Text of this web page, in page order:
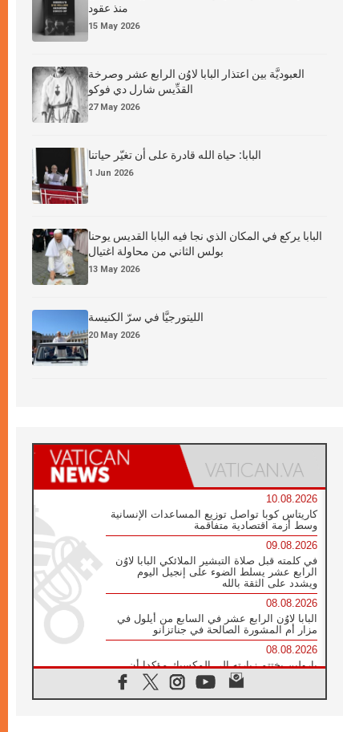
منذ عقود
15 May 2026
العبوديَّة بين اعتذار البابا لاوُن الرابع عشر وصرخة
القدِّيس شارل دي فوكو
27 May 2026
البابا: حياة الله قادرة على أن تغيّر حياتنا
1 Jun 2026
البابا يركع في المكان الذي نجا فيه البابا القديس يوحنا
بولس الثاني من محاولة اغتيال
13 May 2026
الليتورجيَّا في سرّ الكنيسة
20 May 2026
10.08.2026
كاريتاس كوبا تواصل توزيع المساعدات الإنسانية
وسط أزمة اقتصادية متفاقمة
09.08.2026
في كلمته قبل صلاة التبشير الملائكي البابا لاوُن
الرابع عشر يسلط الضوء على إنجيل اليوم
ويشدد على الثقة بالله
08.08.2026
البابا لاوُن الرابع عشر في السابع من أيلول في
مزار أم المشورة الصالحة في جناتزانو
08.08.2026
بارولين يختتم زيارته إلى المكسيك مؤكدا أن
صناعة السلام تبدأ بالتعاطف مع ألم الآخر
07.08.2026